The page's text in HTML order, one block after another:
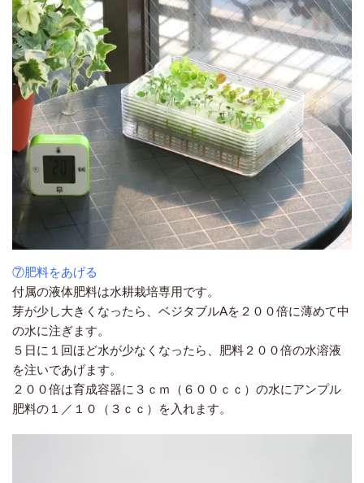
⑦肥料をあげる
付属の液体肥料は水耕栽培専用です。
芽が少し大きくなったら、ベジタブルAを２００倍に薄めて中
の水に注ぎます。
５日に１回ほど水が少なくなったら、肥料２００倍の水溶液
を注いであげます。
２００倍は育成容器に３ｃｍ（６００ｃｃ）の水にアンプル
肥料の１／１０（３ｃｃ）を入れます。